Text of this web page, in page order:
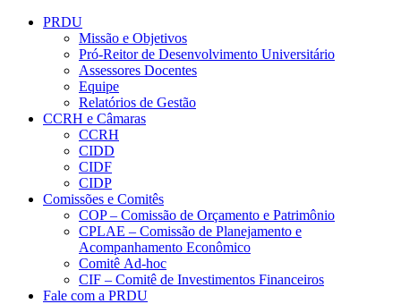
Conteúdo principal
PRDU
Missão e Objetivos
Pró-Reitor de Desenvolvimento Universitário
Assessores Docentes
Equipe
Relatórios de Gestão
CCRH e Câmaras
CCRH
CIDD
CIDF
CIDP
Comissões e Comitês
COP – Comissão de Orçamento e Patrimônio
CPLAE – Comissão de Planejamento e
Acompanhamento Econômico
Comitê Ad-hoc
CIF – Comitê de Investimentos Financeiros
Fale com a PRDU